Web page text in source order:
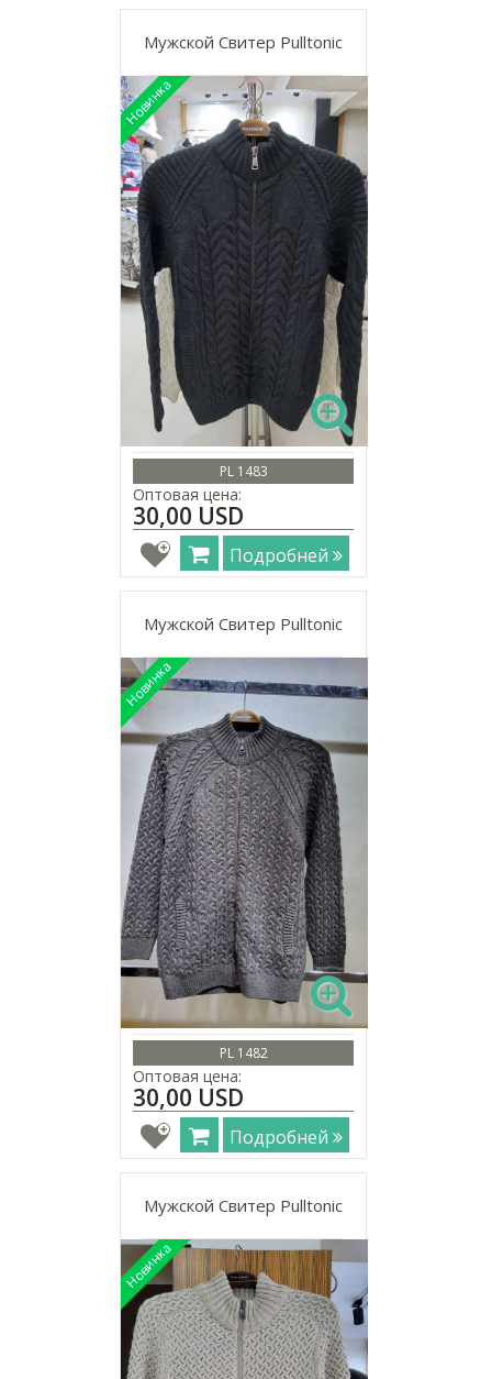
Мужской Свитер Pulltonic
PL 1483
Оптовая цена:
30,00 USD
Подробней
Мужской Свитер Pulltonic
PL 1482
Оптовая цена:
30,00 USD
Подробней
Мужской Свитер Pulltonic